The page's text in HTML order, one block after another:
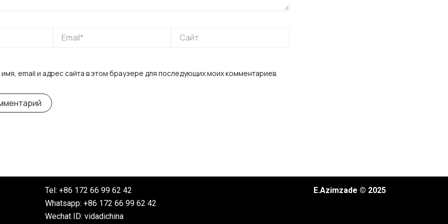
email и адрес сайта в этом браузере для последующих моих комментариев.
Tel: +86 172 66 99 62 42
Whatsapp: +86 172 66 99 62 42
Wechat ID: vidadichina
E.Azimzade © 2025